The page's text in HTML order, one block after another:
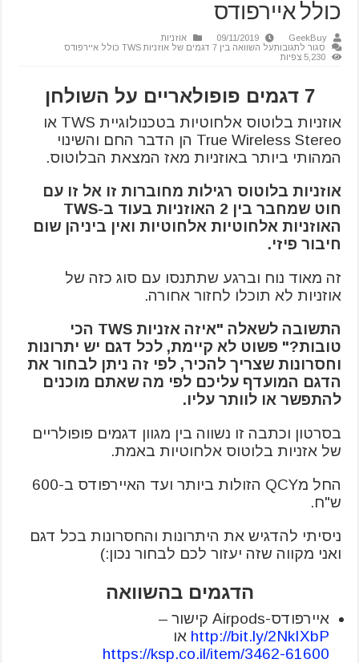
כולל איירפודס
GeekBuy
09/11/2019
אוזניות
סגור לתגובותעל השוואה בין 7 דגמים של אוזניות TWS כולל איירפודס
5,230 צפיות
7 דגמים פופולאריים על השולחן
אוזניות בלוטוס אלחוטיות בטכנולוגיית TWS או
True Wireless Stereo הן הדבר החם והשינוי
המהותי ביותר באוזניות מאז המצאת הבלוטוס.
אוזניות בלוטוס רגילות מחוברות זו אל זו עם
חוט שמחבר בין 2 האוזניות בעוד ב-TWS
האוזניות אלחוטיות אלחוטיות ואין ביניהן שום
חיבור פיזי.
זה מאוד נוח וברגע שתתנסו עם סוג כזה של
אוזניות לא תוכלו לחזור אחורה.
התשובה לשאלה "איזה אזניות TWS הכי
טובות?" פשוט לא קיימת, לכל דגם יש יתרונות
וחסרונות שצריך להכיר, לפי זה ניתן לבחור את
הדגם המועדף עליכם לפי מה שאתם מוכנים
להתפשר או לוותר עליו.
בסרטון וכתבה זו נשווה בין מגוון דגמים פופולריים
של אזניות בלוטוס אלחוטיות באמת.
החל מQCY הזולות ביותר ועד האיירפודס ב-600
ש"ח.
ניסיתי להדגיש את היתרונות והחסרונות בכל דגם
ואני מקווה שזה יעזור לכם לבחור נכון:)
הדגמים בהשוואה
איירפודס-Airpods קישור –
http://bit.ly/2NkIXbP או
https://ksp.co.il/item/3462-61600